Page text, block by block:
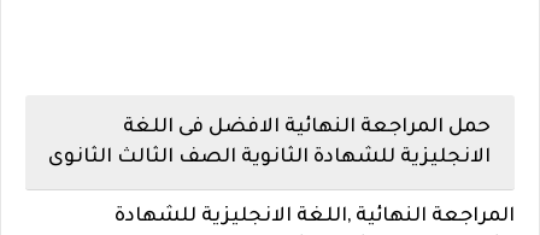
حمل المراجعة النهائية الافضل فى اللغة
الانجليزية للشهادة الثانوية الصف الثالث الثانوى
المراجعة النهائية ,اللغة الانجليزية للشهادة